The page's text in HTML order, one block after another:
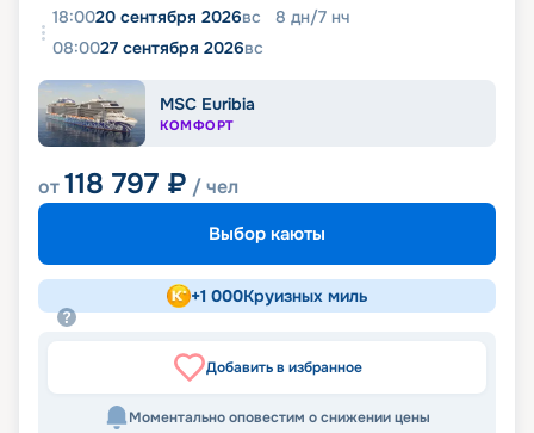
18:0020 сентября 2026вс 8 дн/7 нч
08:0027 сентября 2026вс
MSC Euribia
КОМФОРТ
от118 797 ₽ / чел
Выбор каюты
+1 000Круизных миль
Добавить в избранное
Моментально оповестим о снижении цены